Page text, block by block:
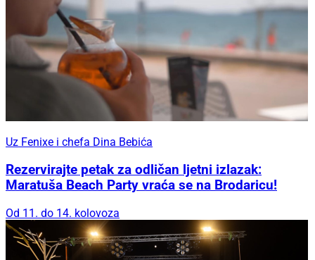
Uz Fenixe i chefa Dina Bebića
Rezervirajte petak za odličan ljetni izlazak:
Maratuša Beach Party vraća se na Brodaricu!
Od 11. do 14. kolovoza